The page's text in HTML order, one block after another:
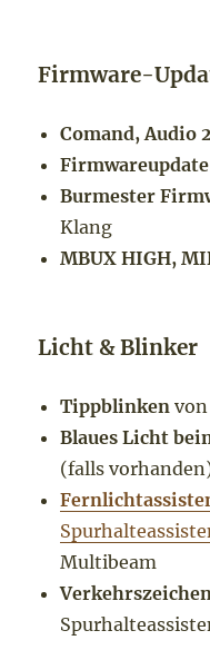
Firmware-
Comand, Audio
Burmester
Klang
MBUX HIGH,
Licht & Blinker
Tippblinken
Blaues Licht
(falls
Multibeam